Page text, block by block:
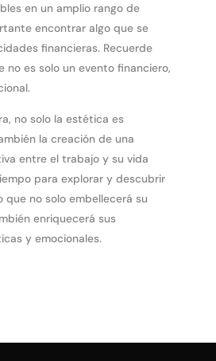
en un amplio rango de
encontrar algo que se
financieras. Recuerde
no es solo un evento financiero,
no solo la estética es
la creación de una
entre el trabajo y su vida
para explorar y descubrir
no solo embellecerá su
enriquecerá sus
y emocionales.